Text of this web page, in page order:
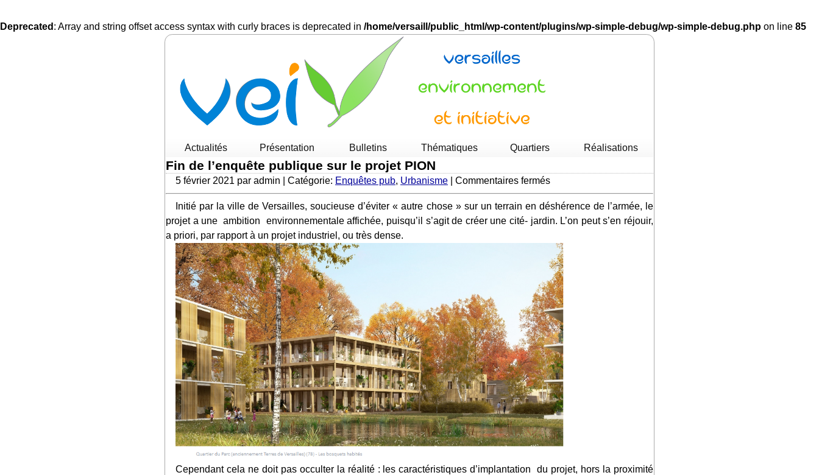
Deprecated : Array and string offset access syntax with curly braces is deprecated in /home/versaill/public_html/wp-content/plugins/wp-simple-debug/wp-simple-debug.php on line 85
Actualités Présentation Bulletins Thématiques Quartiers Réalisations
Fin de l’enquête publique sur le projet PION
5 février 2021 par admin | Catégorie: Enquêtes pub, Urbanisme Commentaires fermés
Fin
de
l’enquête
sur
le
projet
PION
projet a une ambition environnementale affichée, puisqu’il s’agit de créer une cité- jardin. L’on peut s’en réjouir,
a priori, par rapport à un projet industriel, ou très dense.
Cependant cela ne doit pas occulter la réalité : les caractéristiques d’implantation du projet, hors la proximité